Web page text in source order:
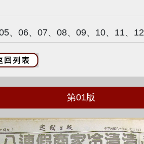
、06、07、08、09、10、11、12
第01版